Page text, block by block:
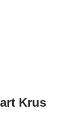
Krus